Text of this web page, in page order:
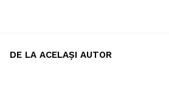
DE LA ACELAȘI AUTOR